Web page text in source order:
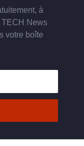
à
News
votre boîte